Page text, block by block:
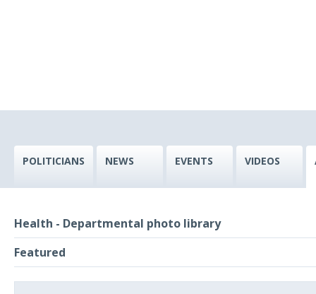
POLITICIANS NEWS EVENTS VIDEOS
Health - Departmental photo library
Featured